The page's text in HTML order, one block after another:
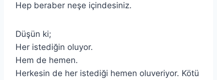
Hep beraber neşe içindesiniz.
Düşün ki;
Her istediğin oluyor.
Hem de hemen.
Herkesin de her istediği hemen oluveriyor. Kötü